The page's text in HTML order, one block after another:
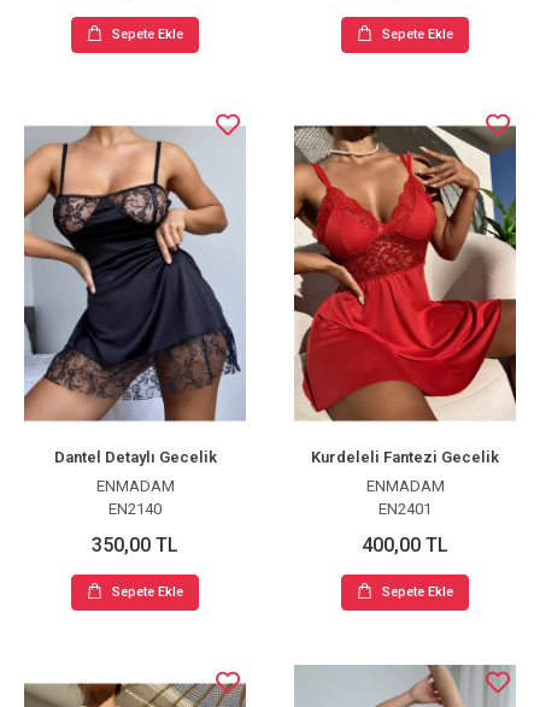
Sepete Ekle Sepete Ekle
Dantel Detaylı Gecelik
ENMADAM
EN2140
350,00 TL
Sepete Ekle
Kurdeleli Fantezi Gecelik
ENMADAM
EN2401
400,00 TL
Sepete Ekle